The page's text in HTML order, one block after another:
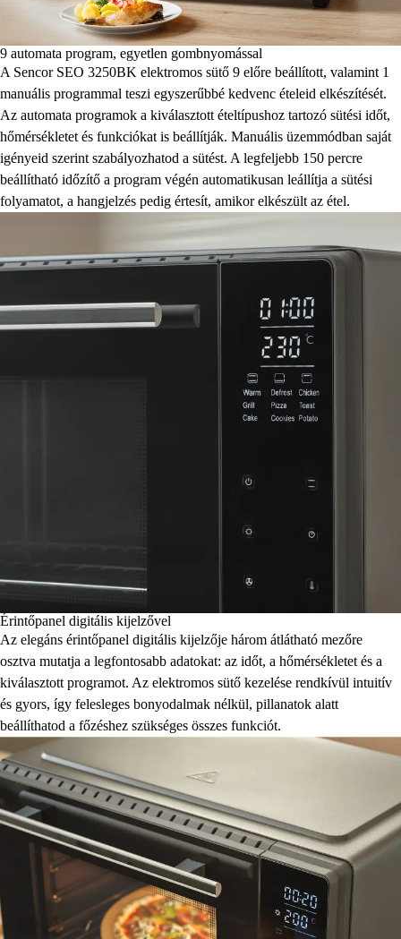
9 automata program, egyetlen gombnyomással
A Sencor SEO 3250BK elektromos sütő 9 előre beállított, valamint 1
manuális programmal teszi egyszerűbbé kedvenc ételeid elkészítését.
Az automata programok a kiválasztott ételtípushoz tartozó sütési időt,
hőmérsékletet és funkciókat is beállítják. Manuális üzemmódban saját
igényeid szerint szabályozhatod a sütést. A legfeljebb 150 percre
beállítható időzítő a program végén automatikusan leállítja a sütési
folyamatot, a hangjelzés pedig értesít, amikor elkészült az étel.
Érintőpanel digitális kijelzővel
Az elegáns érintőpanel digitális kijelzője három átlátható mezőre
osztva mutatja a legfontosabb adatokat: az időt, a hőmérsékletet és a
kiválasztott programot. Az elektromos sütő kezelése rendkívül intuitív
és gyors, így felesleges bonyodalmak nélkül, pillanatok alatt
beállíthatod a főzéshez szükséges összes funkciót.